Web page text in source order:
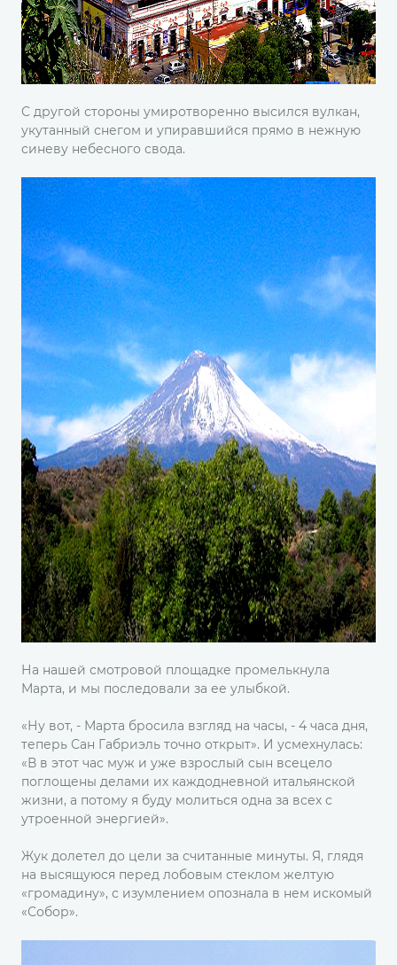
С другой стороны умиротворенно высился вулкан,
укутанный снегом и упиравшийся прямо в нежную
синеву небесного свода.
На нашей смотровой площадке промелькнула
Марта, и мы последовали за ее улыбкой.
«Ну вот, - Марта бросила взгляд на часы, - 4 часа дня,
теперь Сан Габриэль точно открыт». И усмехнулась:
«В в этот час муж и уже взрослый сын всецело
поглощены делами их каждодневной итальянской
жизни, а потому я буду молиться одна за всех с
утроенной энергией».
Жук долетел до цели за считанные минуты. Я, глядя
на высящуюся перед лобовым стеклом желтую
«громадину», с изумлением опознала в нем искомый
«Собор».